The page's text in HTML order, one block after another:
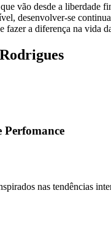
vão desde a
desenvolver-se
a diferença na vida
nas tendências